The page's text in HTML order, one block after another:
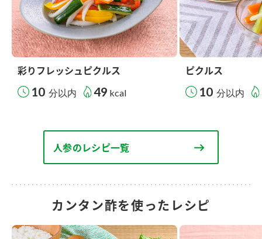
彩りフレッシュピクルス
10 分以内 49 kcal
ピクルス
10 分以内
人参のレシピ一覧
カンタン酢を使ったレシピ